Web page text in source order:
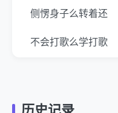
侧愣身子么转着还
不会打歌么学打歌